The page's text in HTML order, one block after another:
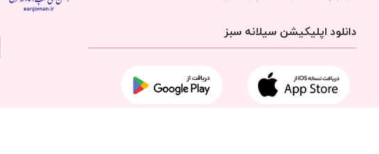
دانلود اپلیکیشن سیلانه سبز